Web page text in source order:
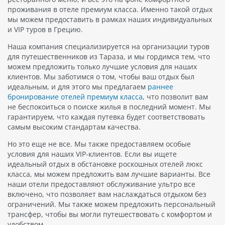
проживания в отеле премиум класса. Именно такой отдых
мы можем предоставить в рамках наших индивидуальных
и VIP туров в Грецию.
Наша компания специализируется на организации туров
для путешественников из Тараза, и мы гордимся тем, что
можем предложить только лучшие условия для наших
клиентов. Мы заботимся о том, чтобы ваш отдых был
идеальным, и для этого мы предлагаем раннее
бронирование отелей премиум класса, что позволит вам
не беспокоиться о поиске жилья в последний момент. Мы
гарантируем, что каждая путевка будет соответствовать
самым высоким стандартам качества.
Но это еще не все. Мы также предоставляем особые
условия для наших VIP-клиентов. Если вы ищете
идеальный отдых в обстановке роскошных отелей люкс
класса, мы можем предложить вам лучшие варианты. Все
наши отели предоставляют обслуживание ультро все
включено, что позволяет вам наслаждаться отдыхом без
ограничений. Мы также можем предложить персональный
трансфер, чтобы вы могли путешествовать с комфортом и